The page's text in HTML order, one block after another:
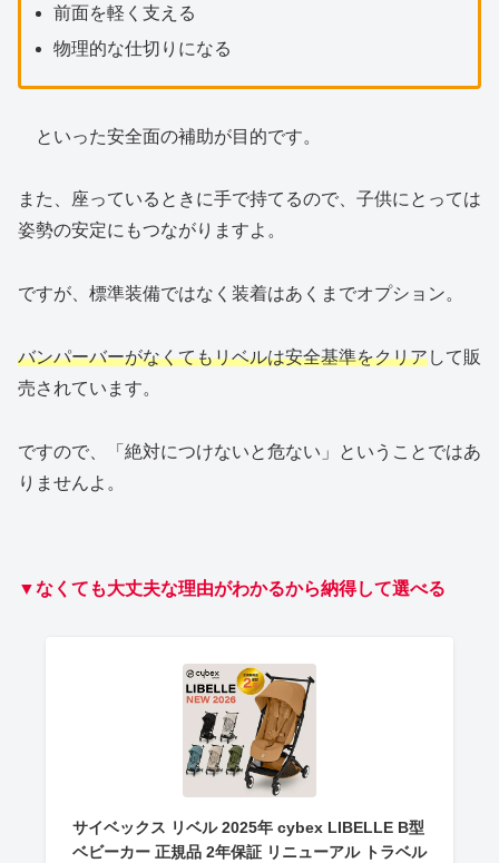
前面を軽く支える
物理的な仕切りになる
といった安全面の補助が目的です。
また、座っているときに手で持てるので、子供にとっては
姿勢の安定にもつながりますよ。
ですが、標準装備ではなく装着はあくまでオプション。
バンパーバーがなくてもリベルは安全基準をクリアして販
売されています。
ですので、「絶対につけないと危ない」ということではあ
りませんよ。
▼なくても大丈夫な理由がわかるから納得して選べる
サイベックス リベル 2025年 cybex LIBELLE B型
ベビーカー 正規品 2年保証 リニューアル トラベル